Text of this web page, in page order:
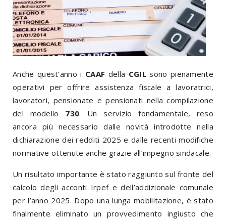
Anche quest’anno i CAAF della CGILsono pienamente
operativi per offrire assistenza fiscale a lavoratrici,
lavoratori, pensionate e pensionati nella compilazione
del modello 730. Un servizio fondamentale, reso
ancora più necessario dalle novità introdotte nella
dichiarazione dei redditi 2025 e dalle recenti modifiche
normative ottenute anche grazie all’impegno sindacale.
Un risultato importante è stato raggiunto sul fronte del
calcolo degli acconti Irpef e dell’addizionale comunale
per l’anno 2025. Dopo una lunga mobilitazione, è stato
finalmente eliminato un provvedimento ingiusto che